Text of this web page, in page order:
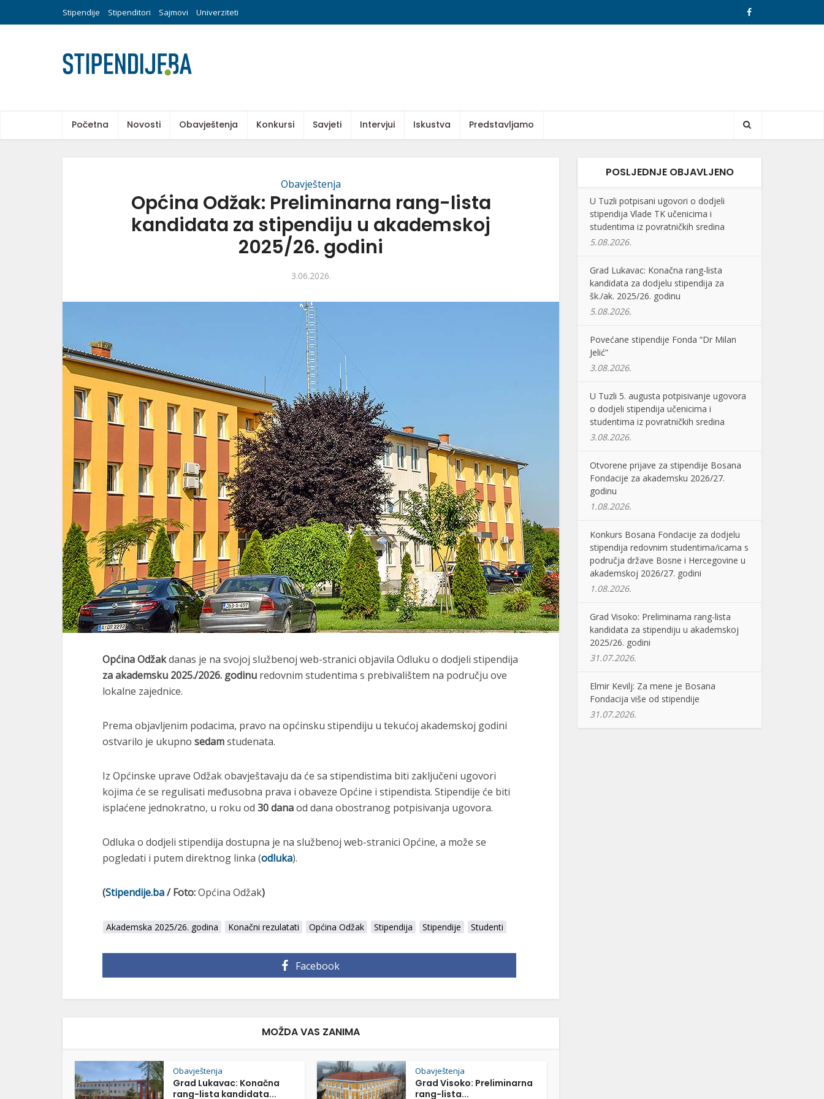
Stipendije Stipenditori Sajmovi Univerziteti
Početna Novosti Obavještenja Konkursi Savjeti Intervjui Iskustva Predstavljamo
Obavještenja
Općina Odžak: Preliminarna rang-lista
kandidata za stipendiju u akademskoj
2025/26. godini
3.06.2026.
Općina Odžakdanas je na svojoj službenoj web-stranici objavila Odluku o dodjeli stipendija
za akademsku 2025./2026. godinu redovnim studentima s prebivalištem na području ove
lokalne zajednice.
Prema objavljenim podacima, pravo na općinsku stipendiju u tekućoj akademskoj godini
ostvarilo je ukupno sedamstudenata.
Iz Općinske uprave Odžak obavještavaju da će sa stipendistima biti zaključeni ugovori
kojima će se regulisati međusobna prava i obaveze Općine i stipendista. Stipendije će biti
isplaćene jednokratno, u roku od 30 danaod dana obostranog potpisivanja ugovora.
Odluka o dodjeli stipendija dostupna je na službenoj web-stranici Općine, a može se
pogledati i putem direktnog linka (odluka).
(Stipendije.ba/ Foto:Općina Odžak)
Akademska 2025/26. godina Konačni rezulatati Općina Odžak Stipendija Stipendije Studenti
Facebook
MOŽDA VAS ZANIMA
Obavještenja
Grad Lukavac: Konačna
rang-lista kandidata...
Obavještenja
Grad Visoko: Preliminarna
rang-lista...
POSLJEDNJE OBJAVLJENO
U Tuzli potpisani ugovori o dodjeli
stipendija Vlade TK učenicima i
studentima iz povratničkih sredina
5.08.2026.
Grad Lukavac: Konačna rang-lista
kandidata za dodjelu stipendija za
šk./ak. 2025/26. godinu
5.08.2026.
Povećane stipendije Fonda “Dr Milan
Jelić”
3.08.2026.
U Tuzli 5. augusta potpisivanje ugovora
o dodjeli stipendija učenicima i
studentima iz povratničkih sredina
3.08.2026.
Otvorene prijave za stipendije Bosana
Fondacije za akademsku 2026/27.
godinu
1.08.2026.
Konkurs Bosana Fondacije za dodjelu
stipendija redovnim studentima/icama s
područja države Bosne i Hercegovine u
akademskoj 2026/27. godini
1.08.2026.
Grad Visoko: Preliminarna rang-lista
kandidata za stipendiju u akademskoj
2025/26. godini
31.07.2026.
Elmir Kevilj: Za mene je Bosana
Fondacija više od stipendije
31.07.2026.